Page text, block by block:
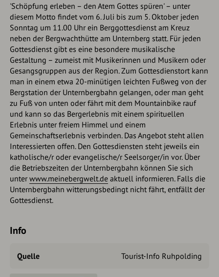
'Schöpfung erleben – den Atem Gottes spüren' – unter
diesem Motto findet vom 6. Juli bis zum 5. Oktober jeden
Sonntag um 11.00 Uhr ein Berggottesdienst am Kreuz
neben der Bergwachthütte am Unternberg statt. Für jeden
Gottesdienst gibt es eine besondere musikalische
Gestaltung – zumeist mit Musikerinnen und Musikern oder
Gesangsgruppen aus der Region. Zum Gottesdienstort kann
man in einem etwa 20-minütigen leichten Fußweg von der
Bergstation der Unternbergbahn gelangen, oder man geht
zu Fuß von unten oder fährt mit dem Mountainbike rauf
und kann so das Bergerlebnis mit einem spirituellen
Erlebnis unter freiem Himmel und einem
Gemeinschaftserlebnis verbinden. Das Angebot steht allen
Interessierten offen. Den Gottesdiensten steht jeweils ein
katholische/r oder evangelische/r Seelsorger/in vor. Über
die Betriebszeiten der Unternbergbahn können Sie sich
unterwww.meinebergwelt.de aktuell informieren. Falls die
Unternbergbahn witterungsbedingt nicht fährt, entfällt der
Gottesdienst.
Info
Quelle Tourist-Info Ruhpolding